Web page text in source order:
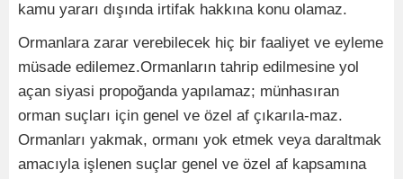
kamu yararı dışında irtifak hakkına konu olamaz.
Ormanlara zarar verebilecek hiç bir faaliyet ve eyleme
müsade edilemez.Ormanların tahrip edilmesine yol
açan siyasi propoğanda yapılamaz; münhasıran
orman suçları için genel ve özel af çıkarıla-maz.
Ormanları yakmak, ormanı yok etmek veya daraltmak
amacıyla işlenen suçlar genel ve özel af kapsamına